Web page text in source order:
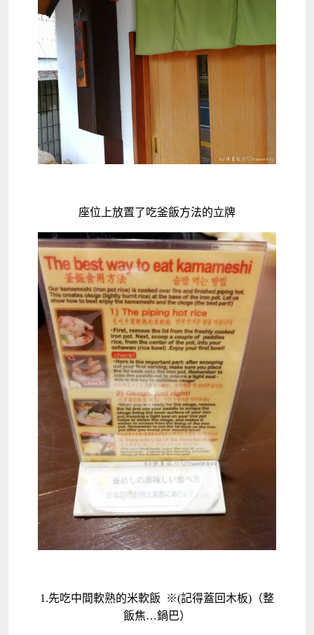
座位上放置了吃釜飯方法的立牌
1.先吃中間軟熟的米軟飯 ※(記得蓋回木板)（整
飯焦…鍋巴）